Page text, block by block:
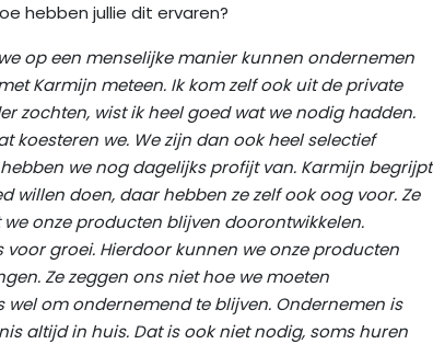
hebben jullie dit ervaren?
op een menselijke manier kunnen ondernemen
Karmijn meteen. Ik kom zelf ook uit de private
zochten, wist ik heel goed wat we nodig hadden.
koesteren we. We zijn dan ook heel selectief
we nog dagelijks profijt van. Karmijn begrijpt
willen doen, daar hebben ze zelf ook oog voor. Ze
onze producten blijven doorontwikkelen.
groei. Hierdoor kunnen we onze producten
Ze zeggen ons niet hoe we moeten
om ondernemend te blijven. Ondernemen is
altijd in huis. Dat is ook niet nodig, soms huren